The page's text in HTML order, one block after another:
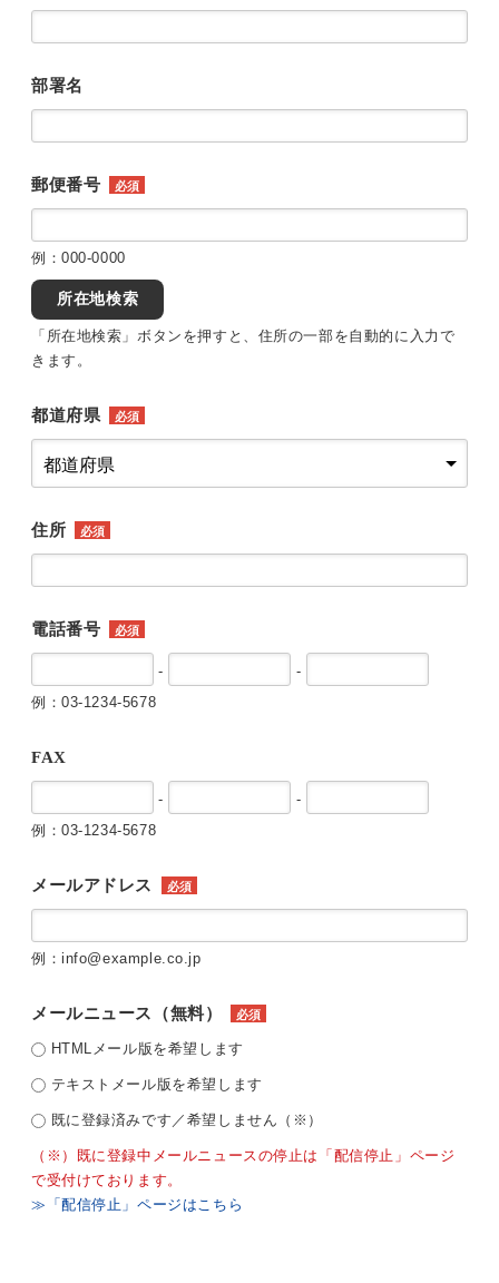
部署名
郵便番号 必須
例：000-0000
所在地検索
「所在地検索」ボタンを押すと、住所の一部を自動的に入力で
きます。
都道府県 必須
住所 必須
電話番号 必須
-
-
例：03-1234-5678
FAX
-
-
例：03-1234-5678
メールアドレス 必須
例：info@example.co.jp
メールニュース（無料） 必須
HTMLメール版を希望します
テキストメール版を希望します
既に登録済みです／希望しません（※）
（※）既に登録中メールニュースの停止は「配信停止」ページ
で受付けております。
≫「配信停止」ページはこちら